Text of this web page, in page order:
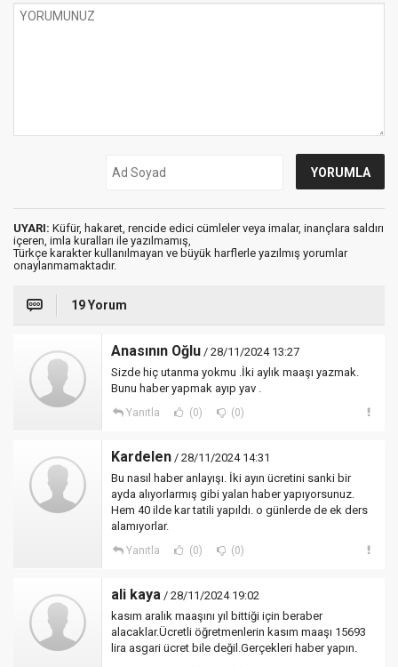
UYARI: Küfür, hakaret, rencide edici cümleler veya imalar, inançlara saldırı
içeren, imla kuralları ile yazılmamış,
Türkçe karakter kullanılmayan ve büyük harflerle yazılmış yorumlar
onaylanmamaktadır.
19 Yorum
Anasının Oğlu / 28/11/2024 13:27
Sizde hiç utanma yokmu .İki aylık maaşı yazmak.
Bunu haber yapmak ayıp yav .
Yanıtla (0) (0)
Kardelen / 28/11/2024 14:31
Bu nasıl haber anlayışı. İki ayın ücretini sanki bir
ayda alıyorlarmış gibi yalan haber yapıyorsunuz.
Hem 40 ilde kar tatili yapıldı. o günlerde de ek ders
alamıyorlar.
Yanıtla (0) (0)
ali kaya / 28/11/2024 19:02
kasım aralık maaşını yıl bittiği için beraber
alacaklar.Ücretli öğretmenlerin kasım maaşı 15693
lira asgari ücret bile değil.Gerçekleri haber yapın.